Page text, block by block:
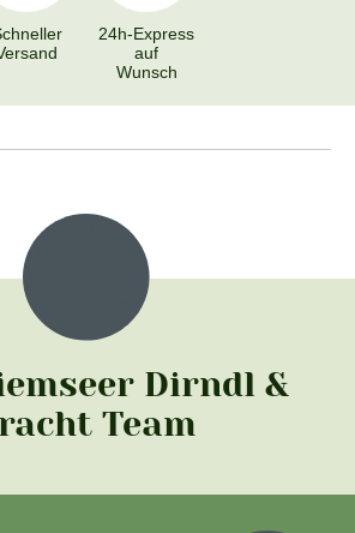
24h-Express
auf
Wunsch
Dirndl &
Team